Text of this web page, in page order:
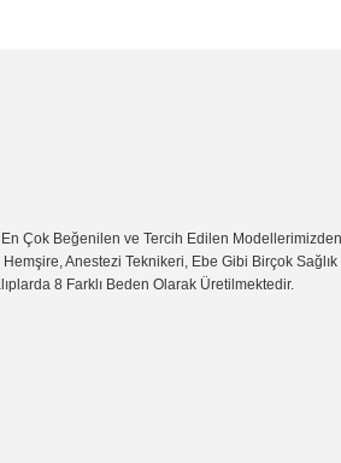
Çok Beğenilen ve Tercih Edilen
Anestezi Teknikeri, Ebe Gibi Birçok
8 Farklı Beden Olarak Üretilmektedir.